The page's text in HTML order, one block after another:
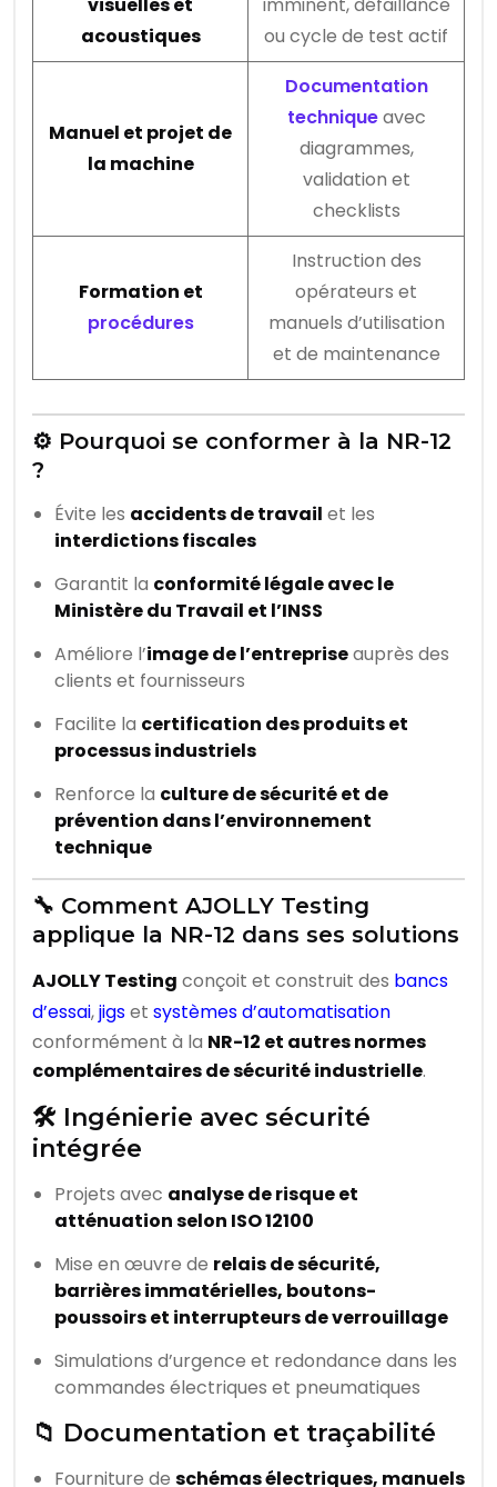
visuelles et
acoustiques
imminent, défaillance
ou cycle de test actif
Manuel et projet de
la machine
Documentation
techniqueavec
diagrammes,
validation et
checklists
Formation et
procédures
Instruction des
opérateurs et
manuels d’utilisation
et de maintenance
⚙️ Pourquoi se conformer à la NR-12
?
Évite les accidents de travail et les
interdictions fiscales
Garantit la conformité légale avec le
Ministère du Travail et l’INSS
Améliore l’image de l’entrepriseauprès des
clients et fournisseurs
Facilite la certification des produits et
processus industriels
Renforce la culture de sécurité et de
prévention dans l’environnement
technique
🔧 Comment AJOLLY Testing
applique la NR-12 dans ses solutions
AJOLLY Testing conçoit et construit des bancs
d’essai,jigset systèmes d’automatisation
conformément à la NR-12 et autres normes
complémentaires de sécurité industrielle.
🛠️ Ingénierie avec sécurité
intégrée
Projets avec analyse de risque et
atténuation selon ISO 12100
Mise en œuvre de relais de sécurité,
barrières immatérielles, boutons-
poussoirs et interrupteurs de verrouillage
Simulations d’urgence et redondance dans les
commandes électriques et pneumatiques
📁 Documentation et traçabilité
Fourniture de schémas électriques, manuels